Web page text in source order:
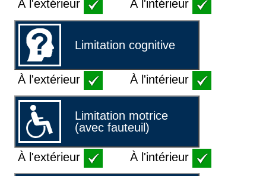
À l'extérieur À l'intérieur
Limitation cognitive
À l'extérieur À l'intérieur
Limitation motrice
(avec fauteuil)
À l'extérieur À l'intérieur